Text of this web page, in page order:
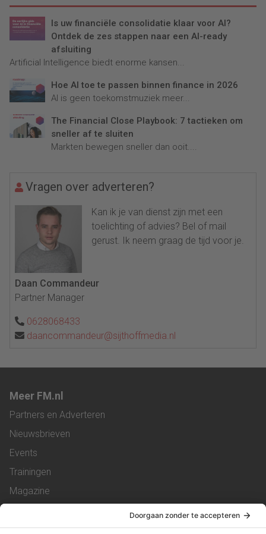
Is uw financiële consolidatie klaar voor AI?
Ontdek de zes stappen naar een AI-ready
afsluiting
Artificial Intelligence biedt enorme kansen...
Hoe AI toe te passen binnen finance in 2026
AI is geen toekomstmuziek meer...
The Financial Close Playbook: 7 tactieken om
sneller af te sluiten
Markten bewegen sneller dan ooit....
Vragen over adverteren?
Kan ik je van dienst zijn met een
toelichting of advies? Bel of mail
gerust. Ik neem graag de tijd voor je.
Daan Commandeur
Partner Manager
0628068433
daancommandeur@sijthoffmedia.nl
Meer FM.nl
Partners en Adverteren
Nieuwsbrieven
Events
Trainingen
Magazine
Service & Contact